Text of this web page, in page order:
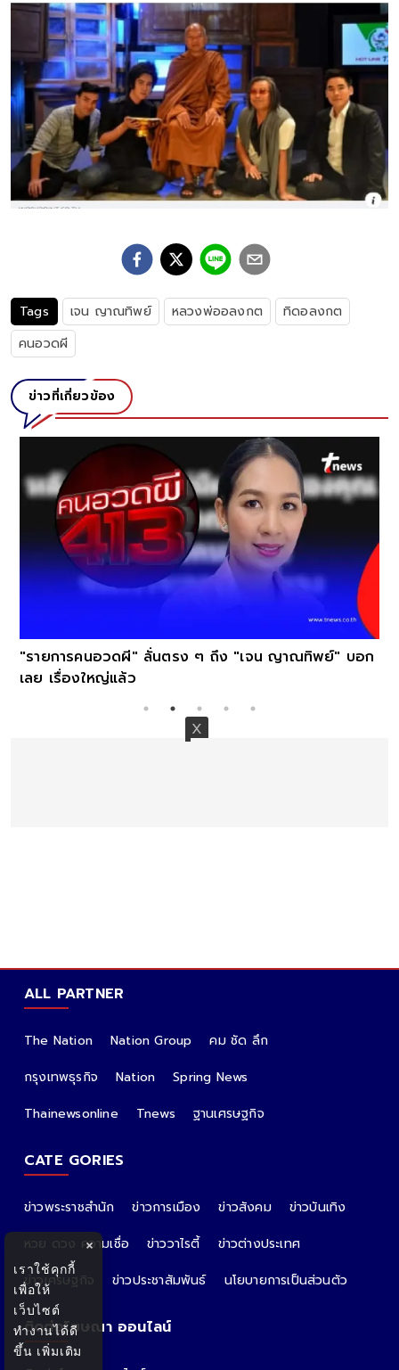
Tags เจน ญาณทิพย์ หลวงพ่ออลงกต
ทิดอลงกต
คนอวดผี
ข่าวที่เกี่ยวข้อง
"รายการคนอวดผี" ลั่นตรง ๆ ถึง "เจน ญาณทิพย์" บอก
เลย เรื่องใหญ่แล้ว
ALL PARTNER
The Nation Nation Group
คม ชัด ลึก
กรุงเทพธุรกิจ
Nation
Spring News
Thainewsonline
Tnews ฐานเศรษฐกิจ
CATE GORIES
ข่าวพระราชสำนัก ข่าวการเมือง ข่าวสังคม
ข่าวบันเทิง
หวย ดวง ความเชื่อ
ข่าววาไรตี้
ข่าวต่างประเทศ
ข่าวเศรษฐกิจ
ข่าวประชาสัมพันธ์ นโยบายการเป็นส่วนตัว
ติดต่อโฆษณา ออนไลน์
×
เราใช้คุกกี้
เพื่อให้
เว็บไซต์
ทำงานได้ดี
ขึ้น เพิ่มเติม